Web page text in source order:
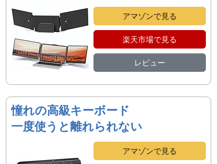
アマゾンで見る
楽天市場で見る
レビュー
憧れの高級キーボード
一度使うと離れられない
アマゾンで見る